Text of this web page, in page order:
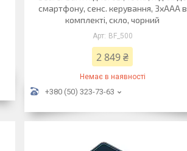
смартфону, сенс. керування, 3хААА в
комплекті, скло, чорний
BF_500
2 849 ₴
Немає в наявності
+380 (50) 323-73-63